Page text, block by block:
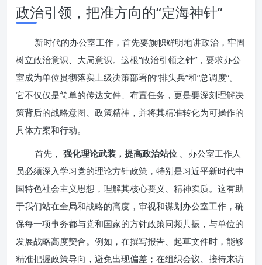
政治引领，把准方向的“定海神针”
新时代的办公室工作，首先要旗帜鲜明地讲政治，牢固
树立政治意识、大局意识。这根“政治引领之针”，要求办公
室成为单位贯彻落实上级决策部署的“排头兵”和“总调度”。
它不仅仅是简单的传达文件、布置任务，更是要深刻理解决
策背后的战略意图、政策精神，并将其精准转化为可操作的
具体方案和行动。
首先， 强化理论武装，提高政治站位 。办公室工作人
员必须深入学习党的理论方针政策，特别是习近平新时代中
国特色社会主义思想，理解其核心要义、精神实质。这有助
于我们站在全局和战略的高度，审视和谋划办公室工作，确
保每一项事务都与党和国家的方针政策同频共振，与单位的
发展战略高度契合。例如，在撰写报告、起草文件时，能够
精准把握政策导向，避免出现偏差；在组织会议、接待来访